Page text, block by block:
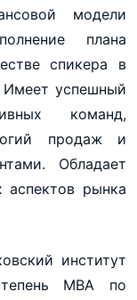
модели
плана
спикера в
Имеет успешный
команд,
продаж и
Обладает
рынка
институт
MBA по